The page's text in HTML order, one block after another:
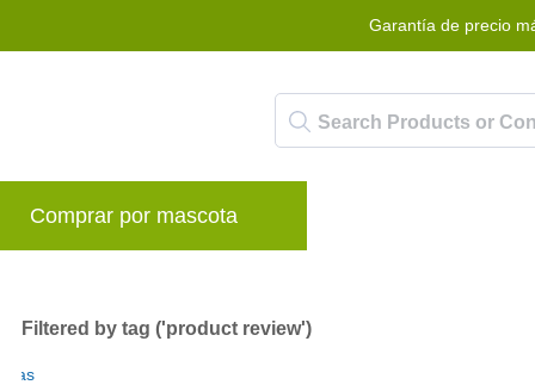
Garantía de precio
Comprar por mascota
Filtered by tag ('product review')